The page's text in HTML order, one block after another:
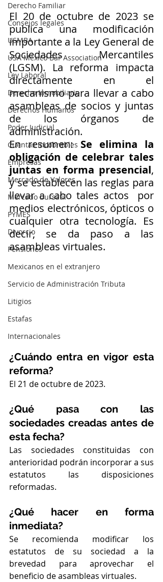
Derecho Familiar
Consejos legales
USMBA
USA México Bar Association
Ley Laboral
Derecho Inmobiliario
Derechos Humanos
Poder Judicial
Cuentas Incobrables
Empresas
Mercado de Valores
Mercado bursátil
PYMES
Divorcio
Pensiones
Mexicanos en el extranjero
Servicio de Administración Tributa
Litigios
Estafas
Internacionales
El 20 de octubre de 2023 se
publica una modificación
importante a la Ley General de
Sociedades Mercantiles
(LGSM). La reforma impacta
directamente en el
mecanismo para llevar a cabo
asambleas de socios y juntas
de los órganos de
administración.
En resumen: Se elimina la
obligación de celebrar tales
juntas en forma presencial,
y se establecen las reglas para
llevar a cabo tales actos  por
medios electrónicos, ópticos o
cualquier otra tecnología. Es
decir, se da paso a las
asambleas virtuales.
¿Cuándo entra en vigor esta
reforma?
El 21 de octubre de 2023.
¿Qué pasa con las
sociedades creadas antes de
esta fecha?
Las sociedades constituidas con
anterioridad podrán incorporar a sus
estatutos las disposiciones
reformadas.
¿Qué hacer en forma
inmediata?
Se recomienda modificar los
estatutos de su sociedad a la
brevedad para aprovechar el
beneficio de asambleas virtuales.